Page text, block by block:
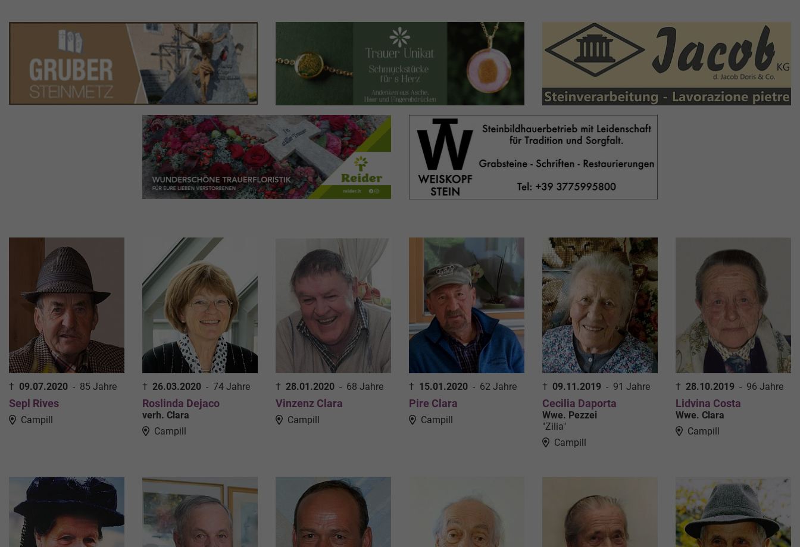
† 09.07.2020 - 85 Jahre
Sepl Rives
Campill
† 26.03.2020 - 74 Jahre
Roslinda Dejaco
verh. Clara
Campill
† 28.01.2020 - 68 Jahre
Vinzenz Clara
Campill
† 15.01.2020 - 62 Jahre
Pire Clara
Campill
† 09.11.2019 - 91 Jahre
Cecilia Daporta
Wwe. Pezzei
"Zilia"
Campill
† 28.10.2019 - 96 Jahre
Lidvina Costa
Wwe. Clara
Campill